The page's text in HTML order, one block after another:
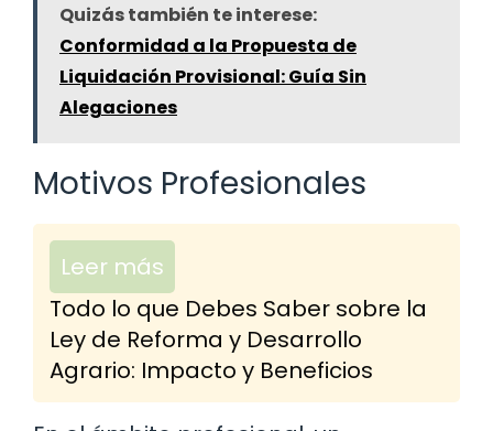
Quizás también te interese:
Conformidad a la Propuesta de
Liquidación Provisional: Guía Sin
Alegaciones
Motivos Profesionales
Leer más
Todo lo que Debes Saber sobre la
Ley de Reforma y Desarrollo
Agrario: Impacto y Beneficios